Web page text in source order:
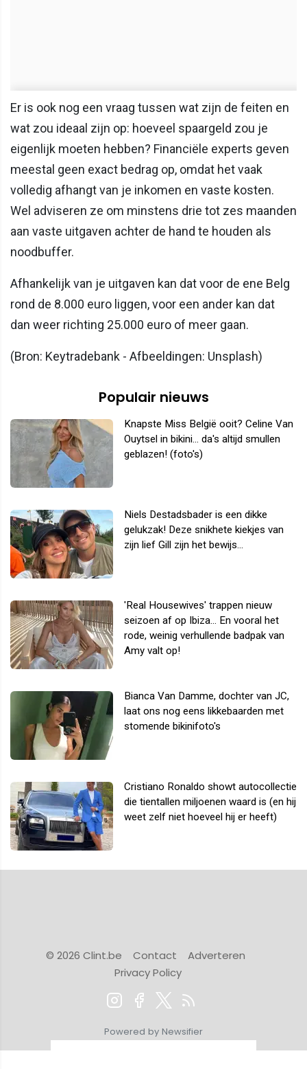
Er is ook nog een vraag tussen wat zijn de feiten en
wat zou ideaal zijn op: hoeveel spaargeld zou je
eigenlijk moeten hebben? Financiële experts geven
meestal geen exact bedrag op, omdat het vaak
volledig afhangt van je inkomen en vaste kosten.
Wel adviseren ze om minstens drie tot zes maanden
aan vaste uitgaven achter de hand te houden als
noodbuffer.
Afhankelijk van je uitgaven kan dat voor de ene Belg
rond de 8.000 euro liggen, voor een ander kan dat
dan weer richting 25.000 euro of meer gaan.
(Bron: Keytradebank - Afbeeldingen: Unsplash)
Populair nieuws
Knapste Miss België ooit? Celine Van
Ouytsel in bikini... da's altijd smullen
geblazen! (foto's)
Niels Destadsbader is een dikke
gelukzak! Deze snikhete kiekjes van
zijn lief Gill zijn het bewijs...
'Real Housewives' trappen nieuw
seizoen af op Ibiza... En vooral het
rode, weinig verhullende badpak van
Amy valt op!
Bianca Van Damme, dochter van JC,
laat ons nog eens likkebaarden met
stomende bikinifoto's
Cristiano Ronaldo showt autocollectie
die tientallen miljoenen waard is (en hij
weet zelf niet hoeveel hij er heeft)
© 2026 Clint.be Contact
Adverteren
Privacy Policy
Powered by Newsifier